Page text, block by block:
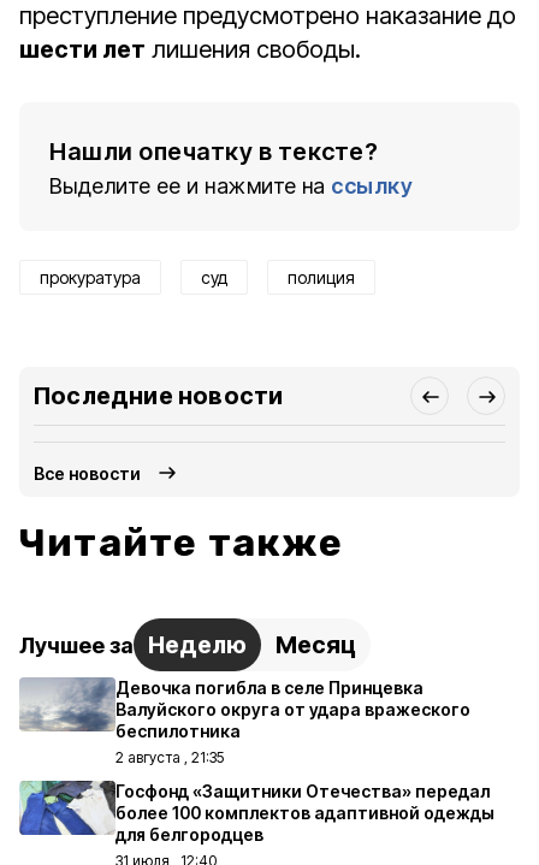
преступление предусмотрено наказание до
шести лет лишения свободы.
Нашли опечатку в тексте?
Выделите ее и нажмите на ссылку
прокуратура суд полиция
Последние новости
Все новости
Читайте также
Лучшее за Неделю Месяц
Девочка погибла в селе Принцевка
Валуйского округа от удара вражеского
беспилотника
2 августа , 21:35
Госфонд «Защитники Отечества» передал
более 100 комплектов адаптивной одежды
для белгородцев
31 июля , 12:40